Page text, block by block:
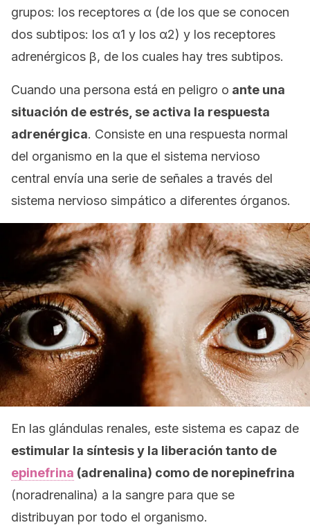
grupos: los receptores α (de los que se conocen
dos subtipos: los α1 y los α2) y los receptores
adrenérgicos β, de los cuales hay tres subtipos.
Cuando una persona está en peligro o ante una
situación de estrés, se activa la respuesta
adrenérgica. Consiste en una respuesta normal
del organismo en la que el sistema nervioso
central envía una serie de señales a través del
sistema nervioso simpático a diferentes órganos.
En las glándulas renales, este sistema es capaz de
estimular la síntesis y la liberación tanto de
epinefrina (adrenalina) como de norepinefrina
(noradrenalina) a la sangre para que se
distribuyan por todo el organismo.